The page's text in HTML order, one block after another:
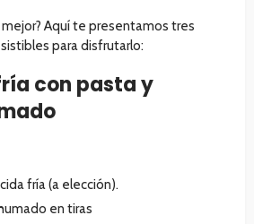
Aquí te presentamos tres
para disfrutarlo:
con pasta y
fría (a elección).
en tiras